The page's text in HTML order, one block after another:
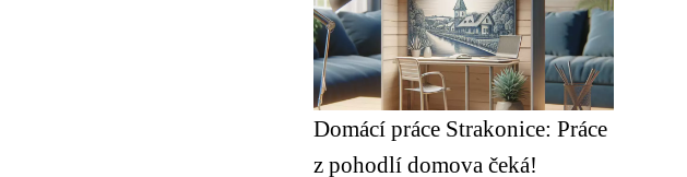
Domácí práce Strakonice: Práce
z pohodlí domova čeká!